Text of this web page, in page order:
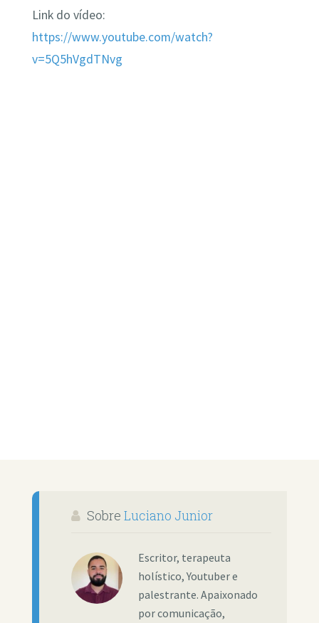
Link do vídeo:
https://www.youtube.com/watch?
v=5Q5hVgdTNvg
Sobre Luciano Junior
Escritor, terapeuta
holístico, Youtuber e
palestrante. Apaixonado
por comunicação,